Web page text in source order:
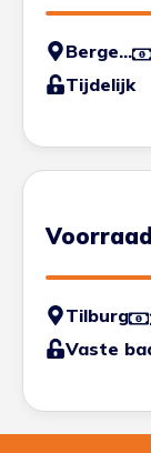
Bergen op Zoom
Tijdelijk
Tilburg
Vaste